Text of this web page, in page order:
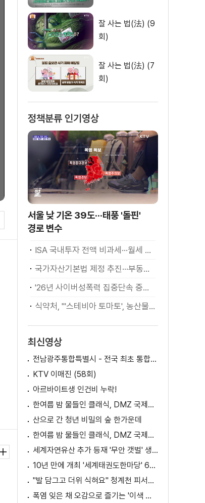
잘 사는 법(法) (9
회)
잘 사는 법(法) (7
회)
정책분류 인기영상
서울 낮 기온 39도···태풍 '돌핀'
경로 변수
ISA 국내투자 전액 비과세···월세 세액공제 확대
국가자산기본법 제정 추진···부동산·주식 등 통합 관리
'26년 사이버성폭력 집중단속 중간성과 발표···향후 추진계획은?
식약처, "'스테비아 토마토', 농산물 아닌 가공식품"
최신영상
전남광주통합특별시 - 전국 최초 통합돌봄 모델
KTV 이매진 (58회)
아르바이트생 인건비 누락!
한여름 밤 물들인 클래식, DMZ 국제음악제 성황
산으로 간 청년 비밀의 숲 한가운데
한여름 밤 물들인 클래식, DMZ 국제음악제 성황
세계자연유산 추가 등재 '무안 갯벌' 생태 체험
10년 만에 개최 '세계태권도한마당' 61개국 참가
"발 담그고 더위 식혀요" 청계천 피서지로 인기
폭염 잊은 채 오감으로 즐기는 '이색 독서' 인기